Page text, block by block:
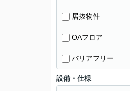
居抜物件
OAフロア
バリアフリー
設備・仕様